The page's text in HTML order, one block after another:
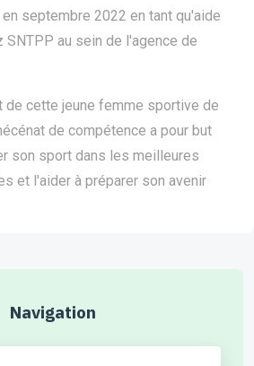
Navigation
septembre 2022 en tant qu'aide
au sein de l'agence de
de cette jeune femme sportive de
de compétence a pour but
son sport dans les meilleures
et l'aider à préparer son avenir